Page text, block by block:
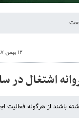
۱۲ بهمن ۱۳۸۷ - ۰۷:۵۷
اشتغال در
باشند از هرگونه